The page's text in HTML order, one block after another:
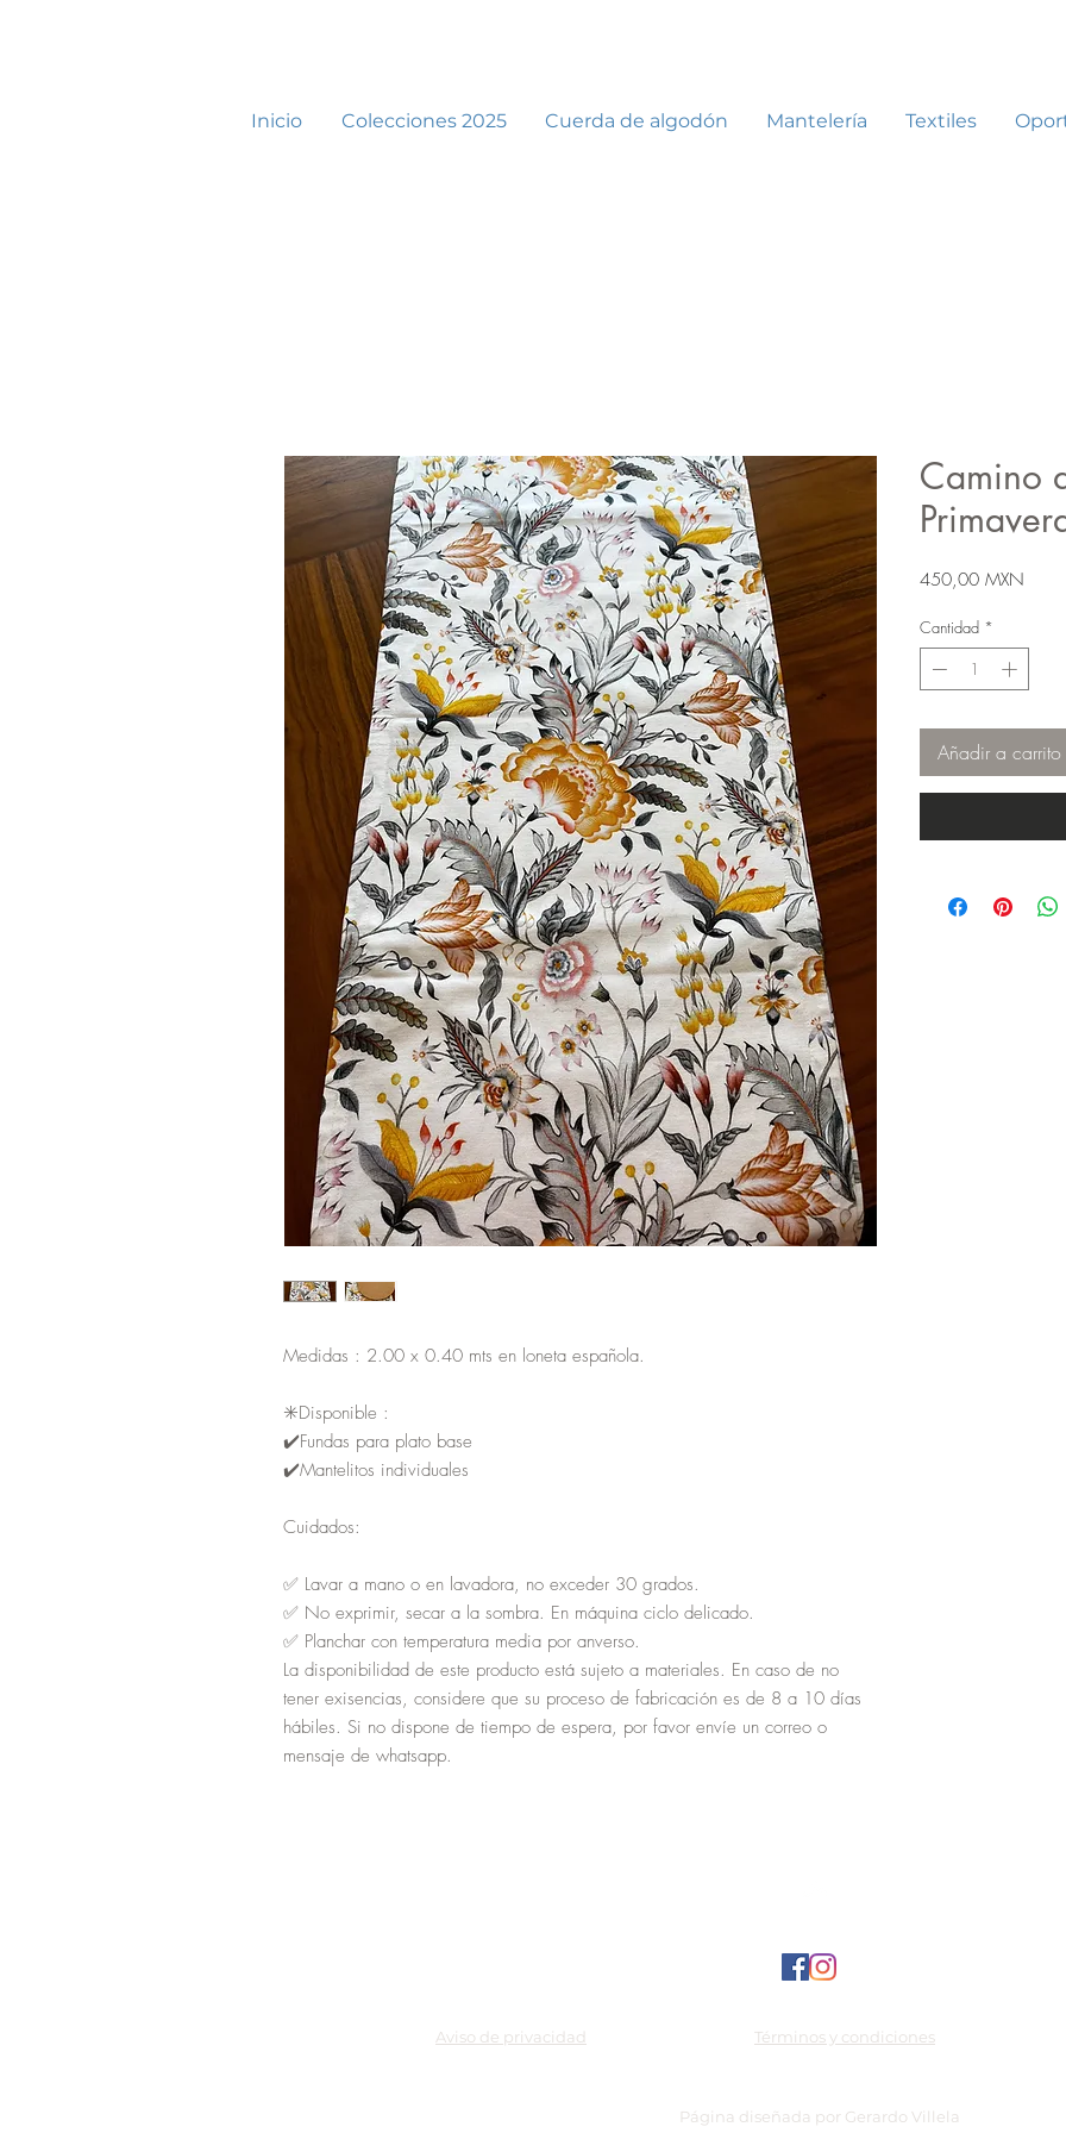
Inicio Colecciones 2025 Cuerda de algodón Mantelería Textiles
Medidas : 2.00 x 0.40 mts en loneta española.
✳️Disponible :
✔️Fundas para plato base
✔️Mantelitos individuales
Cuidados:
✅ Lavar a mano o en lavadora, no exceder 30 grados.
✅ No exprimir, secar a la sombra. En máquina ciclo delicado.
✅ Planchar con temperatura media por anverso.
La disponibilidad de este producto está sujeto a materiales. En caso de no
tener exisencias, considere que su proceso de fabricación es de 8 a 10 días
hábiles. Si no dispone de tiempo de espera, por favor envíe un correo o
mensaje de whatsapp.
Camino
450,00 MXNPrecio
Cantidad *
Añadir a carrito
Aviso de privacidad Términos y condiciones
Página diseñada por Gerardo Villela